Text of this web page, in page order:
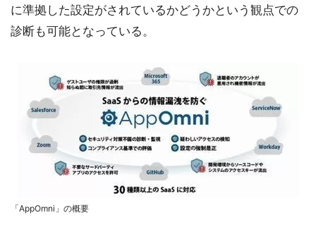
に準拠した設定がされているかどうかという観点での
診断も可能となっている。
「AppOmni」の概要